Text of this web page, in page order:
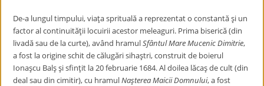
De-a lungul timpului, viaţa sprituală a reprezentat o constantă şi un
factor al continuităţii locuirii acestor meleaguri. Prima biserică (din
livadă sau de la curte), având hramulSfântul Mare Mucenic Dimitrie,
a fost la origine schit de călugări sihaştri, construit de boierul
Ionaşcu Balş şi sfinţit la 20 februarie 1684. Al doilea lăcaş de cult (din
deal sau din cimitir), cu hramulNaşterea Maicii Domnului, a fost